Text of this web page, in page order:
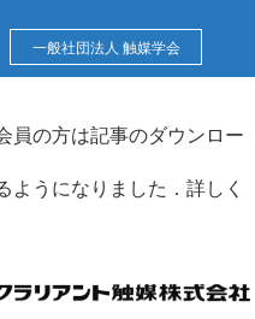
一般社団法人 触媒学会
員の方は記事のダウンロー
うになりました．詳しく